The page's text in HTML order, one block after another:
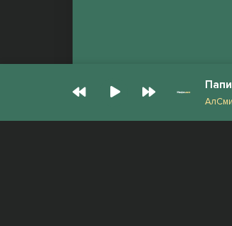
АлСми